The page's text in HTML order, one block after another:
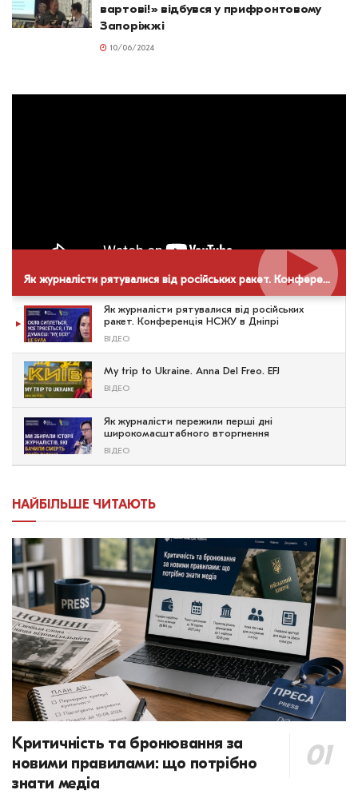
вартові!» відбувся у прифронтовому
Запоріжжі
10/06/2024
Як журналісти рятувалися від російських ракет. Конференція НСЖУ в Дніпрі
Як журналісти рятувалися від російських
ракет. Конференція НСЖУ в Дніпрі
ВІДЕО
My trip to Ukraine. Anna Del Freo. EFJ
ВІДЕО
Як журналісти пережили перші дні
широкомасштабного вторгнення
ВІДЕО
НАЙБІЛЬШЕ ЧИТАЮТЬ
Критичність та бронювання за
новими правилами: що потрібно
знати медіа